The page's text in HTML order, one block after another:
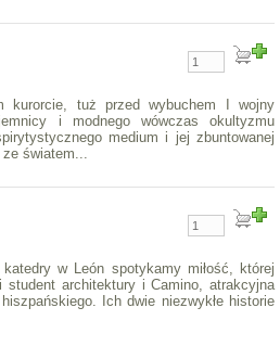
kurorcie, tuż przed wybuchem I wojny
i modnego wówczas okultyzmu
medium i jej zbuntowanej
światem...
w León spotykamy miłość, której
student architektury i Camino, atrakcyjna
Ich dwie niezwykłe historie